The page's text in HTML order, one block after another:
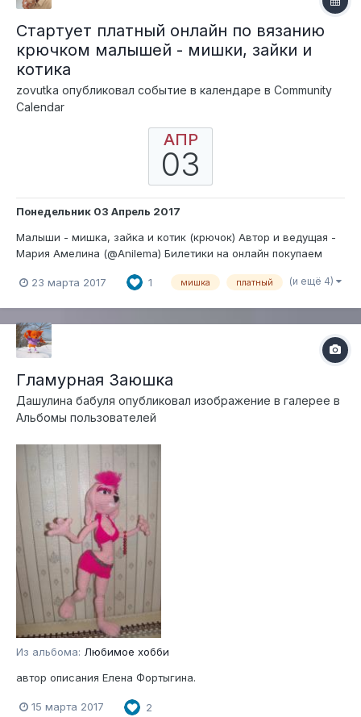
Стартует платный онлайн по вязанию
крючком малышей - мишки, зайки и
котика
zovutka опубликовал событие в календаре в Community
Calendar
АПР
03
Понедельник 03 Апрель 2017
Малыши - мишка, зайка и котик (крючок) Автор и ведущая -
Мария Амелина (@Anilema) Билетики на онлайн покупаем
ЗДЕСЬ
23 марта 2017 1 мишка платный (и ещё 4)
Гламурная Заюшка
Дашулина бабуля опубликовал изображение в галерее в
Альбомы пользователей
Из альбома: Любимое хобби
автор описания Елена Фортыгина.
15 марта 2017 2